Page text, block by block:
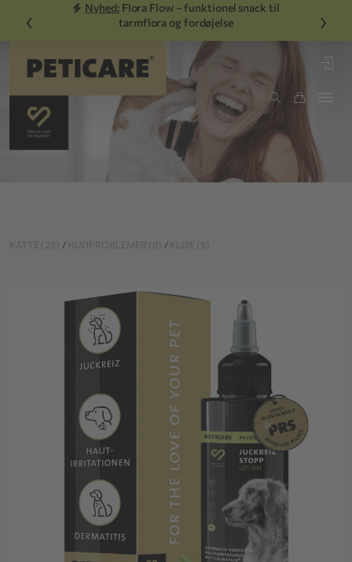
‹
Nyhed:Flora Flow – funktionel snack til
tarmflora og fordøjelse
›
KATTE (23) / HUDPROBLEMER (8) / KLØE (5)